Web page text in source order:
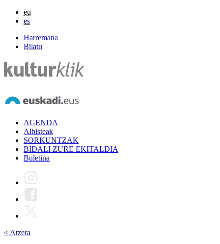
eu
es
Harremana
Bilatu
AGENDA
Albisteak
SORKUNTZAK
BIDALI ZURE EKITALDIA
Buletina
< Atzera